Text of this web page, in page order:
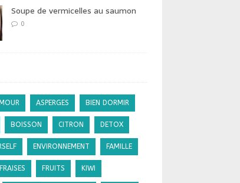
Soupe de vermicelles au saumon
0
ASPERGES BIEN DORMIR
BOISSON CITRON DETOX
ENVIRONNEMENT FAMILLE
FRAISES FRUITS KIWI